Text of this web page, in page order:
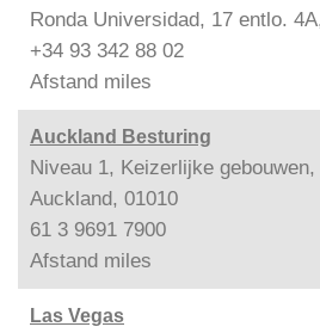
Ronda Universidad, 17 entlo.
+34 93 342 88 02
Afstand miles
Auckland Besturing
Niveau 1, Keizerlijke
Auckland, 01010
61 3 9691 7900
Afstand miles
Las Vegas